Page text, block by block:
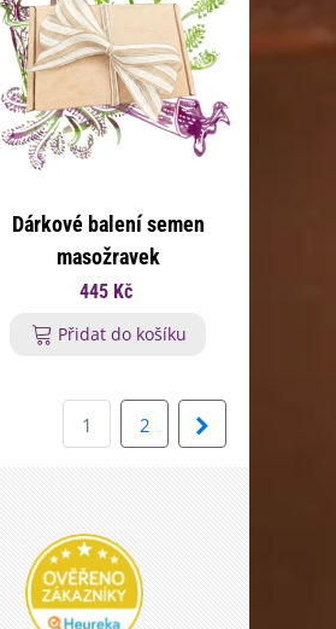
Dárkové balení semen
masožravek
445 Kč
Přidat do košíku
1 2